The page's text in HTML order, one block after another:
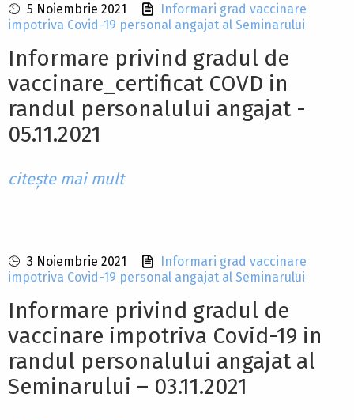
5 Noiembrie 2021
Informari grad vaccinare
impotriva Covid-19 personal angajat al Seminarului
Informare privind gradul de
vaccinare_certificat COVD in
randul personalului angajat -
05.11.2021
citește mai mult
3 Noiembrie 2021
Informari grad vaccinare
impotriva Covid-19 personal angajat al Seminarului
Informare privind gradul de
vaccinare impotriva Covid-19 in
randul personalului angajat al
Seminarului – 03.11.2021